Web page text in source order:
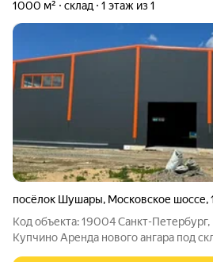
1000 м² склад 1 этаж из 1
посёлок Шушары, Московское шоссе,
Код объекта: 19004 Санкт-
Купчино Аренда нового ангара под